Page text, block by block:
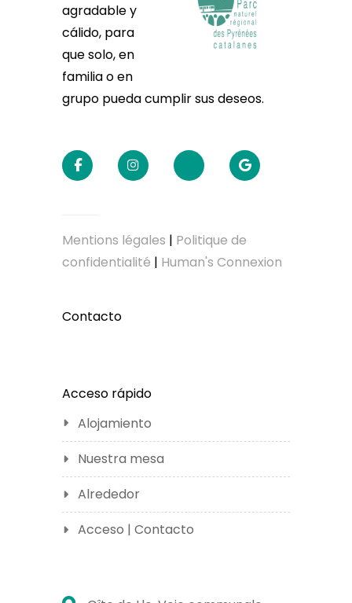
agradable y
cálido, para
que solo, en
familia o en
grupo pueda cumplir sus deseos.
Mentions légales | Politique de
confidentialité | Human's Connexion
Contacto
Acceso rápido
Alojamiento
Nuestra mesa
Alrededor
Acceso | Contacto